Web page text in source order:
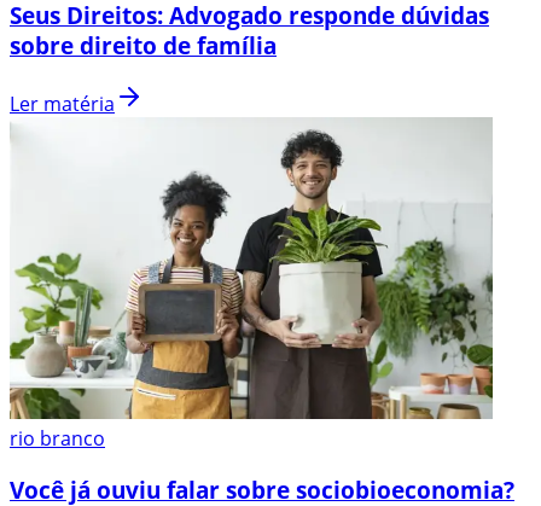
Seus Direitos: Advogado responde dúvidas
sobre direito de família
Ler matéria
rio branco
Você já ouviu falar sobre sociobioeconomia?